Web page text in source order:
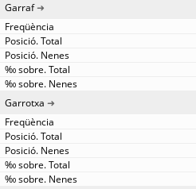
Garraf
Garrotxa